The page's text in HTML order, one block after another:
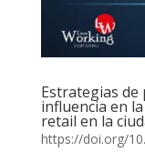
Estrategias de
influencia en
retail en la
https://doi.org/